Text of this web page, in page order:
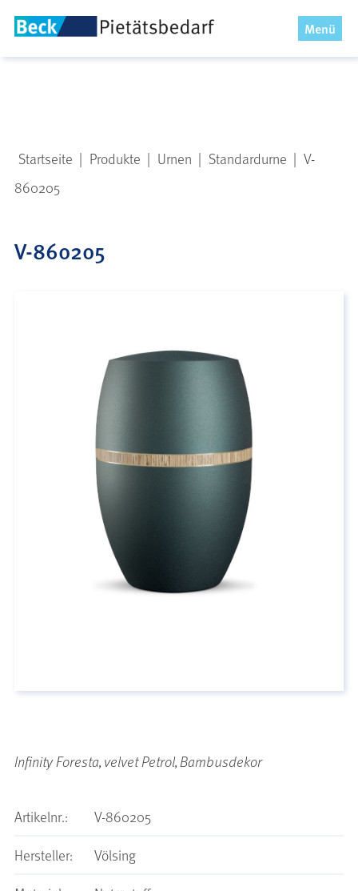
Menü
x
Startseite | Produkte | Urnen | Standardurne | V-
860205
V-860205
Infinity Foresta, velvet Petrol, Bambusdekor
Artikelnr.:
V-860205
Hersteller:
Völsing